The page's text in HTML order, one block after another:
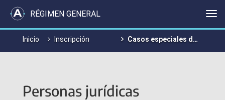
RÉGIMEN GENERAL
Inicio Inscripción Casos especiales de inscripción
Personas jurídicas